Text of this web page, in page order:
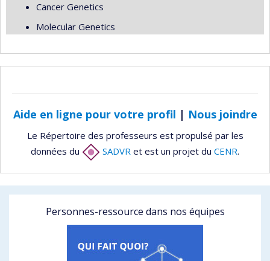
Cancer Genetics
Molecular Genetics
Aide en ligne pour votre profil | Nous joindre
Le Répertoire des professeurs est propulsé par les
données du
SADVR et est un projet du CENR.
Personnes-ressource dans nos équipes